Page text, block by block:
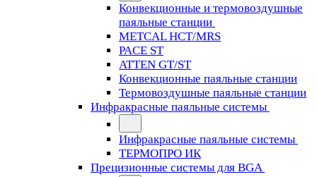
Конвекционные и термовоздушные
паяльные станции
METCAL HCT/MRS
PACE ST
ATTEN GT/ST
Конвекционные паяльные станции
Термовоздушные паяльные станции
Инфракрасные паяльные системы
Инфракрасные паяльные системы
ТЕРМОПРО ИК
Прецизионные системы для BGA